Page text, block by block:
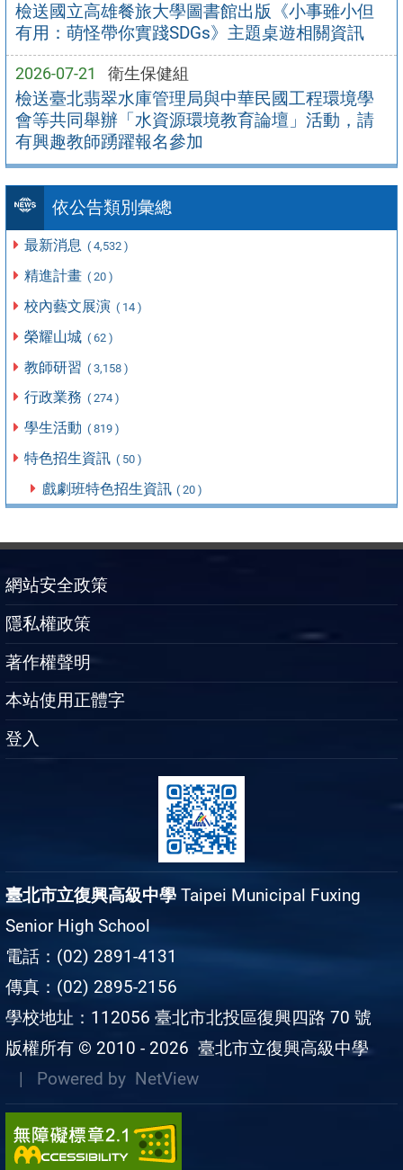
檢送國立高雄餐旅大學圖書館出版《小事雖小但
有用：萌怪帶你實踐SDGs》主題桌遊相關資訊
2026-07-21 衛生保健組
檢送臺北翡翠水庫管理局與中華民國工程環境學
會等共同舉辦「水資源環境教育論壇」活動，請
有興趣教師踴躍報名參加
依公告類別彙總
最新消息 ( 4,532 )
精進計畫 ( 20 )
校內藝文展演 ( 14 )
榮耀山城 ( 62 )
教師研習 ( 3,158 )
行政業務 ( 274 )
學生活動 ( 819 )
特色招生資訊 ( 50 )
戲劇班特色招生資訊 ( 20 )
網站安全政策
隱私權政策
著作權聲明
本站使用正體字
登入
臺北市立復興高級中學 Taipei Municipal Fuxing
Senior High School
電話：(02) 2891-4131
傳真：(02) 2895-2156
學校地址：112056 臺北市北投區復興四路 70 號
版權所有 © 2010 - 2026 臺北市立復興高級中學
| Powered by NetView